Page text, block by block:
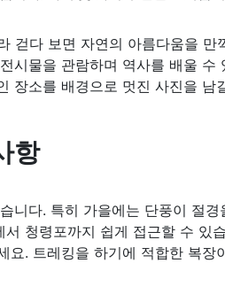
걷다 보면 자연의 아름다움을 만
시물을 관람하며 역사를 배울 수
장소를 배경으로 멋진 사진을 남
항
니다. 특히 가을에는 단풍이 절경
청령포까지 쉽게 접근할 수 있
요. 트레킹을 하기에 적합한 복장